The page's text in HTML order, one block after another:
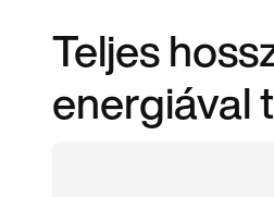
Teljes
energiával